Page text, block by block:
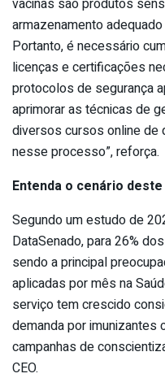
vacinas são produtos
armazenamento
Portanto, é necessário
licenças e certificações
protocolos de segurança
aprimorar as técnicas de
diversos cursos online de
nesse processo”, reforça.
Entenda o cenário
Segundo um estudo de
DataSenado, para 26%
sendo a principal
aplicadas por mês na
serviço tem crescido
demanda por
campanhas de
CEO.